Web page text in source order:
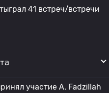
41 встреч/встречи
участие A. Fadzillah